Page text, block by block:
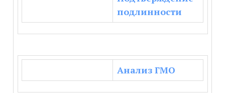
подлинности
Анализ ГМО